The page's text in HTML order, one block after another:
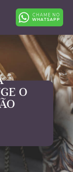
CHAME NO
WHATSAPP
O